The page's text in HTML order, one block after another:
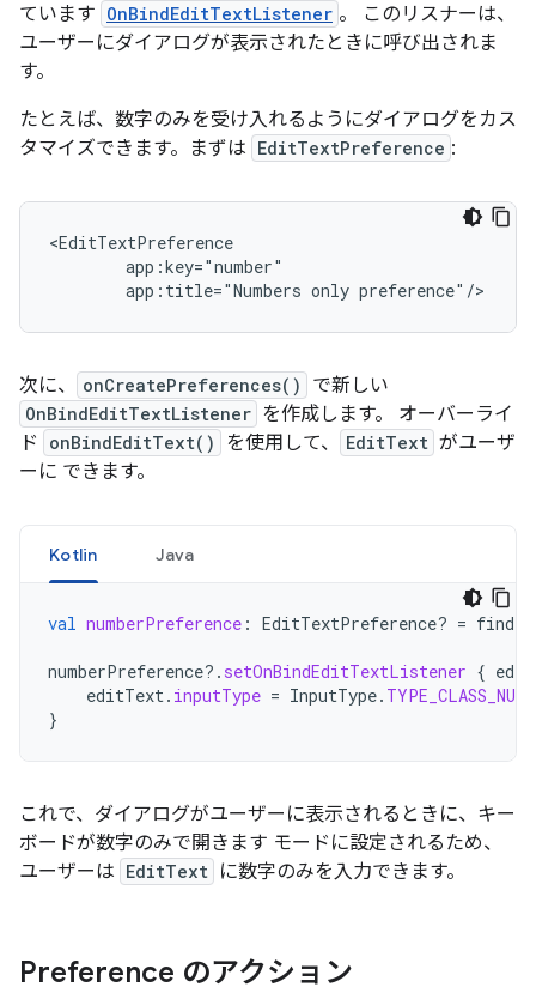
ています OnBindEditTextListener 。 このリスナーは、
ユーザーにダイアログが表示されたときに呼び出されま
す。
たとえば、数字のみを受け入れるようにダイアログをカス
タマイズできます。まずは EditTextPreference :
app:title="Numbers only preference"/>
次に、 onCreatePreferences() で新しい
OnBindEditTextListener を作成します。 オーバーライ
ド
onBindEditText() を使用して、 EditText がユーザ
ーに できます。
Kotlin Java
val numberPreference : EditTextPreference? =
numberPreference?. setOnBindEditTextListener {
editText. inputType = InputType.
}
これで、ダイアログがユーザーに表示されるときに、キー
ボードが数字のみで開きます モードに設定されるため、
ユーザーは EditText に数字のみを入力できます。
Preference のアクション